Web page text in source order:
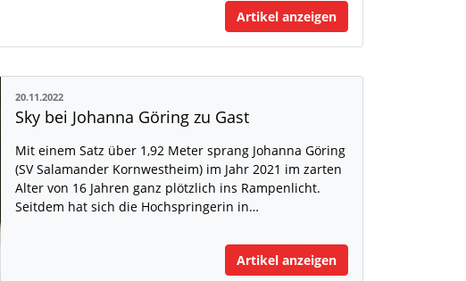
Artikel anzeigen
20.11.2022
Sky bei Johanna Göring zu Gast
Mit einem Satz über 1,92 Meter sprang Johanna Göring
(SV Salamander Kornwestheim) im Jahr 2021 im zarten
Alter von 16 Jahren ganz plötzlich ins Rampenlicht.
Seitdem hat sich die Hochspringerin in…
Artikel anzeigen